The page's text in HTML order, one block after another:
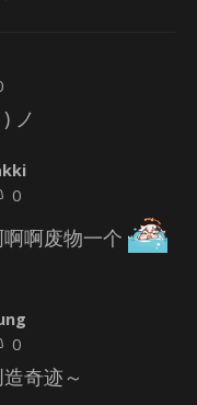
ノ
0
啊废物一个
0
奇迹～